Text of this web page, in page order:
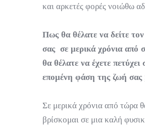
και αρκετές φορές νοιώθω
Πως θα θέλατε να δείτε
σας σε μερικά χρόνια από
θα θέλατε να έχετε πετύχει
επομένη φάση της ζωή σας
Σε μερικά χρόνια από τώρα
βρίσκομαι σε μια καλή